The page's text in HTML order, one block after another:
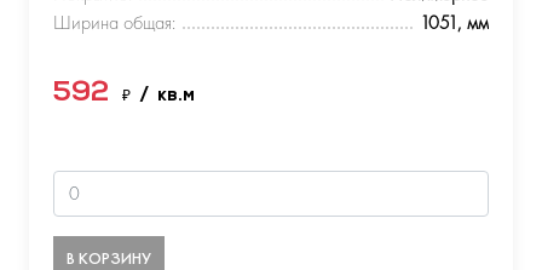
Ширина общая:
1051, мм
592 ₽ / кв.м
В КОРЗИНУ